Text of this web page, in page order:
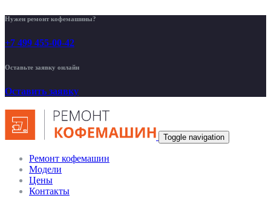
Нужен ремонт кофемашины?
+7 499 455-00-42
Оставьте заявку онлайн
Оставить заявку
Toggle navigation
Ремонт кофемашин
Модели
Цены
Контакты